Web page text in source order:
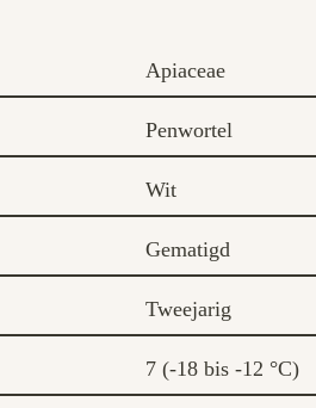
Apiaceae
Penwortel
Wit
Gematigd
Tweejarig
7 (-18 bis -12 °C)